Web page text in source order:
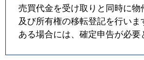
売買代金を受け取りと同時に物
及び所有権の移転登記を行い
ある場合には、確定申告が必要